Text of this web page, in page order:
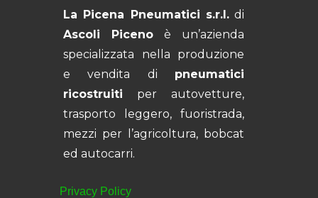
La Picena Pneumatici s.r.l.di
Ascoli Piceno è un’azienda
specializzata nella produzione
e vendita di pneumatici
ricostruiti per autovetture,
trasporto leggero, fuoristrada,
mezzi per l’agricoltura, bobcat
ed autocarri.
Privacy Policy